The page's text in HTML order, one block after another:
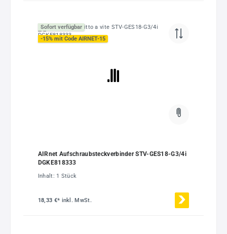
Sofort verfügbar
-15% mit Code AIRNET-15
AIRnet Aufschraubsteckverbinder STV-GES18-G3/4i
DGKE818333
Inhalt: 1 Stück
18,33 €* inkl. MwSt.